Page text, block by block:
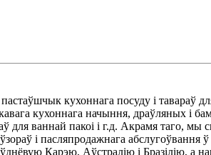
кухоннага посуду і тавараў
кухоннага начыння, драўляных і
для ваннай пакоі і г.д. Акрамя таго,
і пасляпродажнага
Карэю, Аўстралію і Бразілію, а